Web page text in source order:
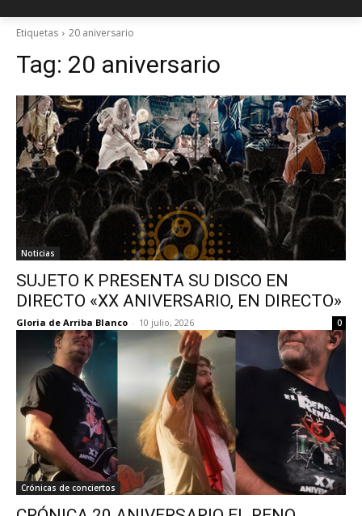
Etiquetas 20 aniversario
Tag: 20 aniversario
Noticias
SUJETO K PRESENTA SU DISCO EN
DIRECTO «XX ANIVERSARIO, EN DIRECTO»
Gloria de Arriba Blanco - 10 julio, 2026 0
Crónicas de conciertos